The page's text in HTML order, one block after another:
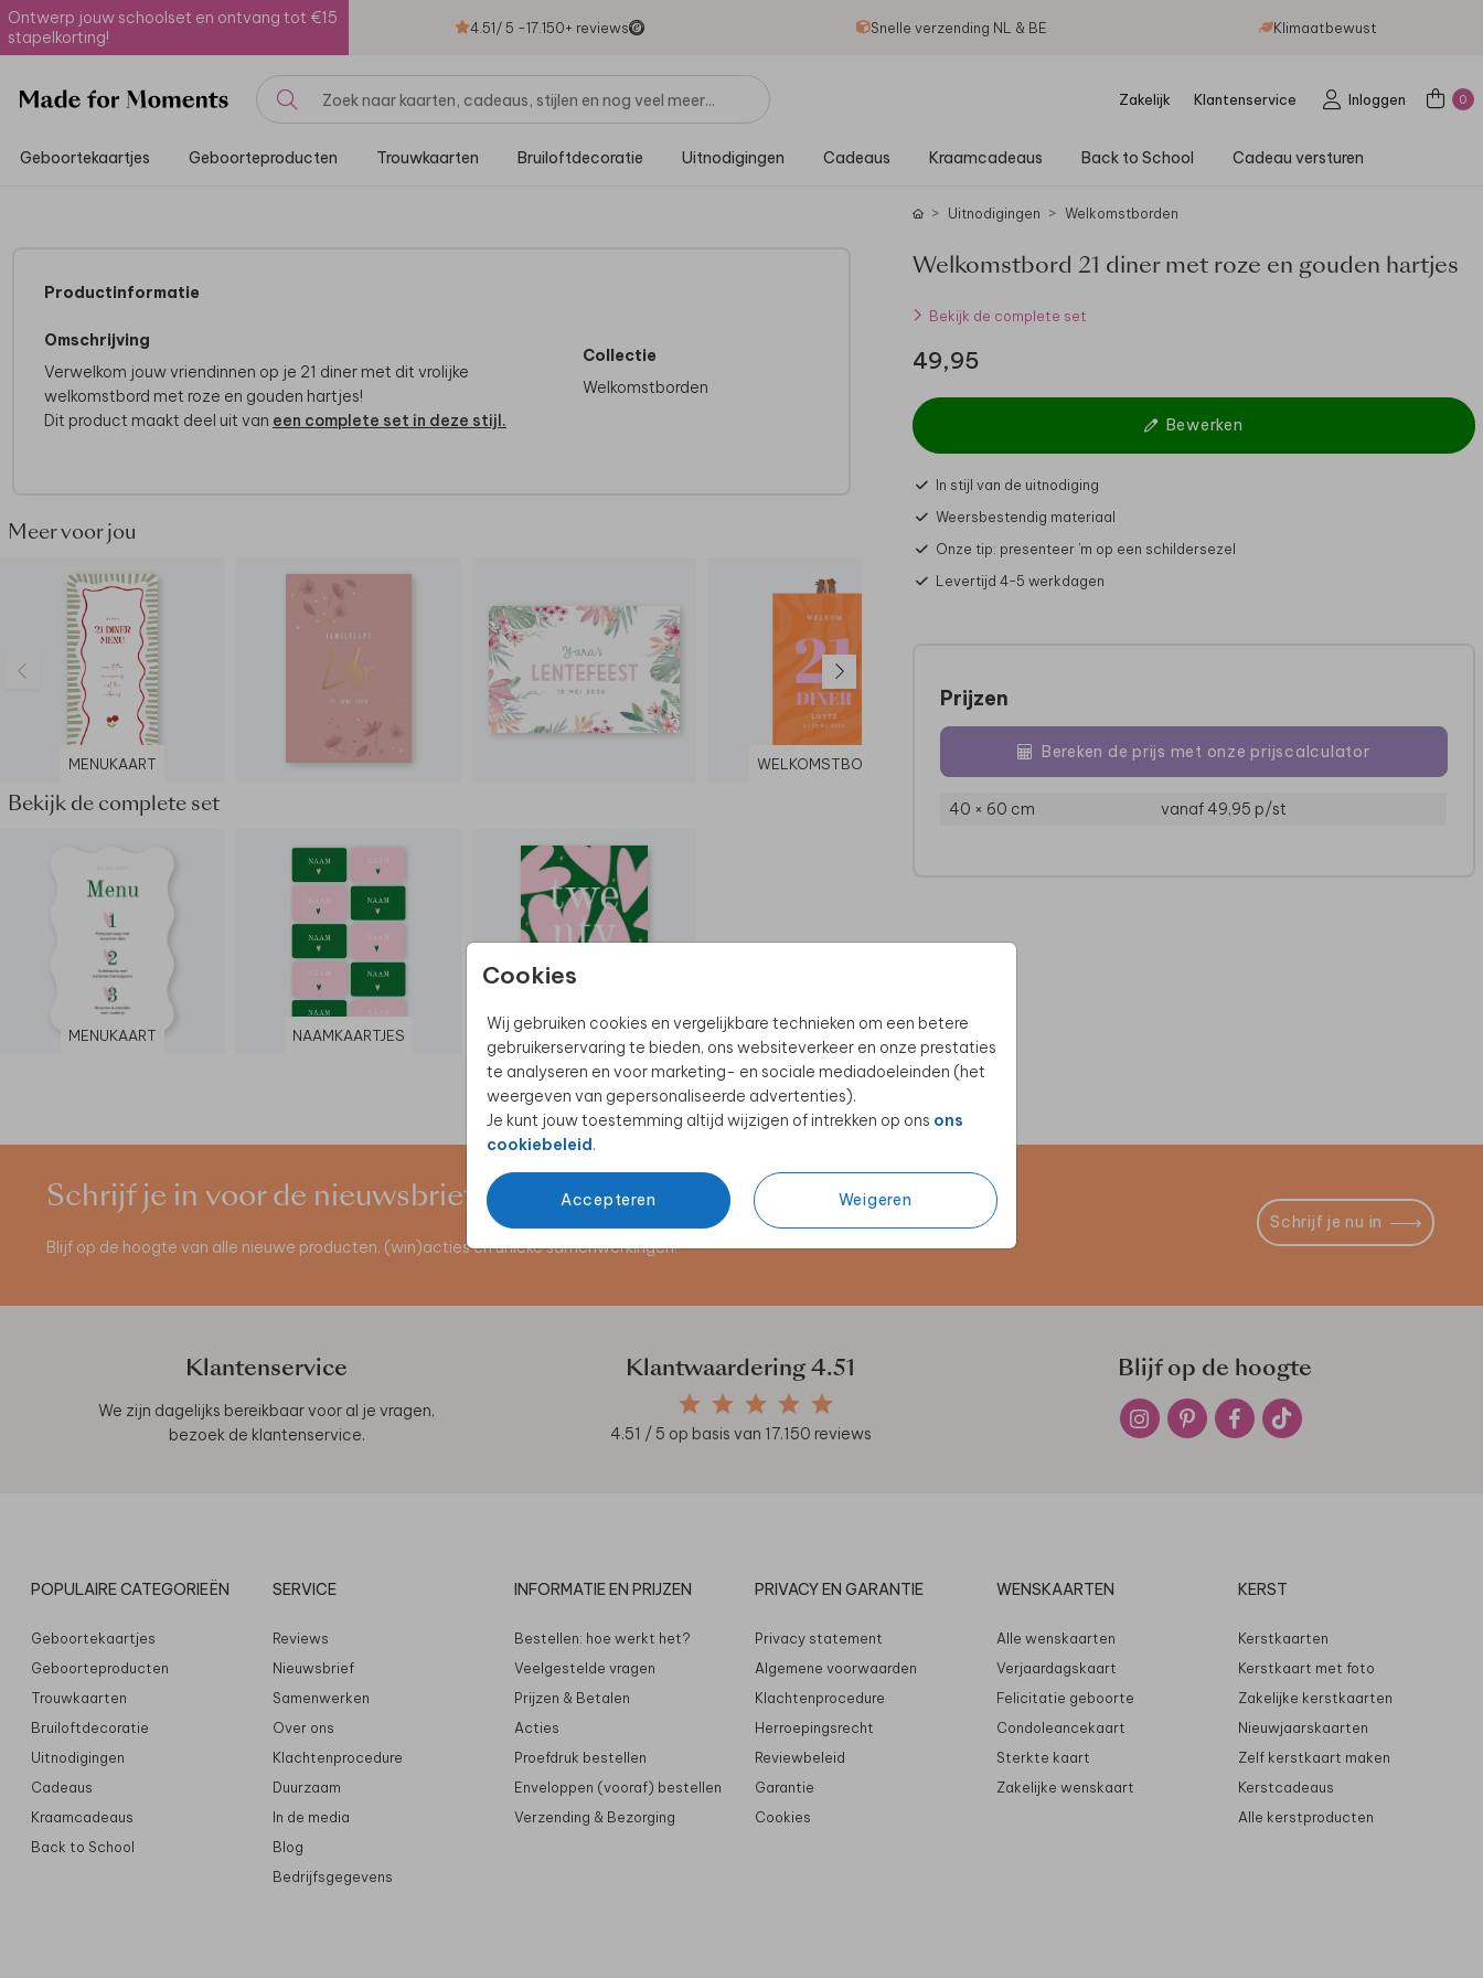
Ontwerp jouw schoolset en ontvang tot €15
stapelkorting!
4.51/ 5 -17.150+ reviews Snelle verzending NL & BE Klimaatbewust
Zakelijk Klantenservice Inloggen 0
Geboortekaartjes Geboorteproducten Trouwkaarten Bruiloftdecoratie Uitnodigingen Cadeaus Kraamcadeaus Back to School Cadeau versturen
Cookies
Wij gebruiken cookies en vergelijkbare technieken om een betere
gebruikerservaring te bieden, ons websiteverkeer en onze prestaties
te analyseren en voor marketing- en sociale mediadoeleinden (het
weergeven van gepersonaliseerde advertenties).
Je kunt jouw toestemming altijd wijzigen of intrekken op ons ons
cookiebeleid.
Accepteren Weigeren
Productinformatie
Omschrijving
Verwelkom jouw vriendinnen op je 21 diner met dit vrolijke
welkomstbord met roze en gouden hartjes!
Dit product maakt deel uit van een complete set in deze stijl.
Collectie
Welkomstborden
Meer voor jou
MENUKAART WELKOMSTBORD MENUKAART
Bekijk de complete set
MENUKAART NAAMKAARTJES
Uitnodigingen Welkomstborden
Welkomstbord 21 diner met roze en gouden hartjes
Bekijk de complete set
49,95
Bewerken
In stijl van de uitnodiging
Weersbestendig materiaal
Onze tip: presenteer 'm op een schildersezel
Levertijd 4-5 werkdagen
Prijzen
Bereken de prijs met onze prijscalculator
40 × 60 cm vanaf 49,95 p/st
Schrijf je in voor de nieuwsbrief
Blijf op de hoogte van alle nieuwe producten, (win)acties en unieke samenwerkingen!
Schrijf je nu in
Klantenservice
We zijn dagelijks bereikbaar voor al je vragen,
bezoek de klantenservice.
Klantwaardering4.51
4.51 / 5 op basis van 17.150 reviews
Blijf op de hoogte
POPULAIRE CATEGORIEËN
Geboortekaartjes
Geboorteproducten
Trouwkaarten
Bruiloftdecoratie
Uitnodigingen
Cadeaus
Kraamcadeaus
Back to School
SERVICE
Reviews
Nieuwsbrief
Samenwerken
Over ons
Klachtenprocedure
Duurzaam
In de media
Blog
Bedrijfsgegevens
INFORMATIE EN PRIJZEN
Bestellen: hoe werkt het?
Veelgestelde vragen
Prijzen & Betalen
Acties
Proefdruk bestellen
Enveloppen (vooraf) bestellen
Verzending & Bezorging
PRIVACY EN GARANTIE
Privacy statement
Algemene voorwaarden
Klachtenprocedure
Herroepingsrecht
Reviewbeleid
Garantie
Cookies
WENSKAARTEN
Alle wenskaarten
Verjaardagskaart
Felicitatie geboorte
Condoleancekaart
Sterkte kaart
Zakelijke wenskaart
KERST
Kerstkaarten
Kerstkaart met foto
Zakelijke kerstkaarten
Nieuwjaarskaarten
Zelf kerstkaart maken
Kerstcadeaus
Alle kerstproducten